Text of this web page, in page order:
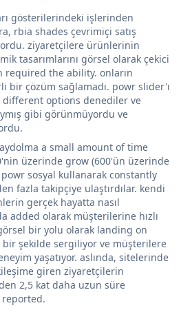
gösterilerindeki işlerinden
rbia shades çevrimiçi satış
ziyaretçilere ürünlerinin
tasarımlarını görsel olarak çekici
required the ability. onların
bir çözüm sağlamadı. powr slider'ı
options denediler ve
gibi görünmüyordu ve
a small amount of time
üzerinde grow (600'ün üzerinde
sosyal kullanarak constantly
fazla takipçiye ulaştırdılar. kendi
gerçek hayatta nasıl
added olarak müşterilerine hızlı
bir yolu olarak landing on
şekilde sergiliyor ve müşterilere
yaşatıyor. aslında, sitelerinde
giren ziyaretçilerin
2,5 kat daha uzun süre